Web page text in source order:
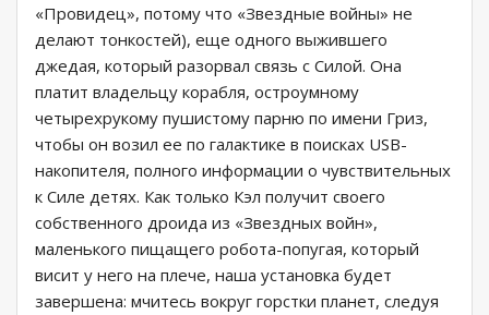
«Провидец», потому что «Звездные войны» не
делают тонкостей), еще одного выжившего
джедая, который разорвал связь с Силой. Она
платит владельцу корабля, остроумному
четырехрукому пушистому парню по имени Гриз,
чтобы он возил ее по галактике в поисках USB-
накопителя, полного информации о чувствительных
к Силе детях. Как только Кэл получит своего
собственного дроида из «Звездных войн»,
маленького пищащего робота-попугая, который
висит у него на плече, наша установка будет
завершена: мчитесь вокруг горстки планет, следуя